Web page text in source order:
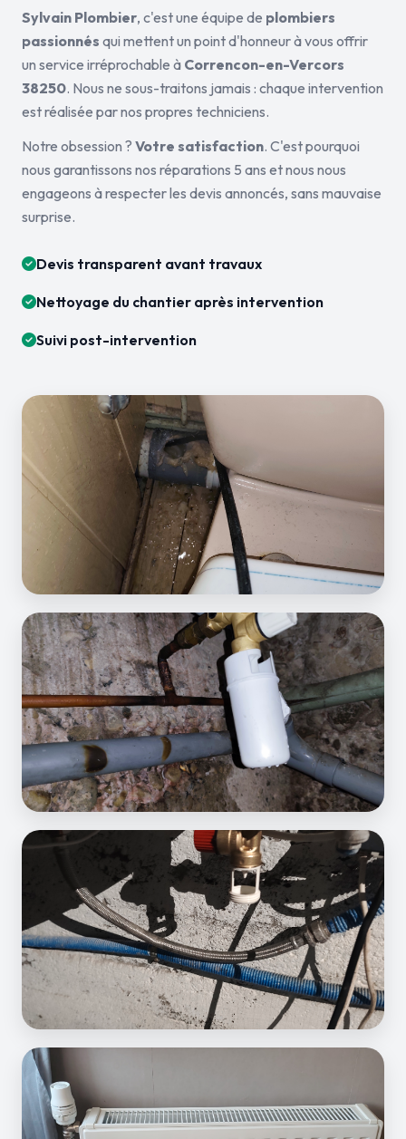
Sylvain Plombier, c'est une équipe de plombiers
passionnés qui mettent un point d'honneur à vous offrir
un service irréprochable à Correncon-en-Vercors
38250. Nous ne sous-traitons jamais : chaque intervention
est réalisée par nos propres techniciens.
Notre obsession ? Votre satisfaction. C'est pourquoi
nous garantissons nos réparations 5 ans et nous nous
engageons à respecter les devis annoncés, sans mauvaise
surprise.
Devis transparent avant travaux
Nettoyage du chantier après intervention
Suivi post-intervention